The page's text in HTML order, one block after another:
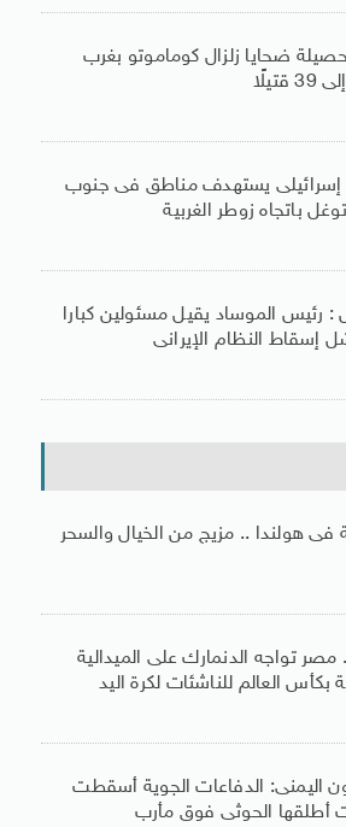
حصيلة ضحايا زلزال كوماموتو بغرب
قتيلًا
يستهدف مناطق فى جنوب
باتجاه زوطر الغربية
: رئيس الموساد يقيل مسئولين كبارا
إسقاط النظام الإيرانى
فى هولندا .. مزيج من الخيال والسحر
مصر تواجه الدنمارك على الميدالية
بكأس العالم للناشئات لكرة اليد
اليمنى: الدفاعات الجوية أسقطت
أطلقها الحوثى فوق مأرب